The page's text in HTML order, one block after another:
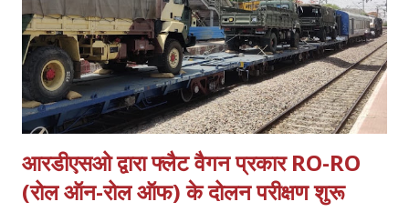
प्रदेश युवा उद्योग व्यापार मंडल और...
आरडीएसओ द्वारा फ्लैट वैगन प्रकार RO-RO
(रोल ऑन-रोल ऑफ) के दोलन परीक्षण शुरू